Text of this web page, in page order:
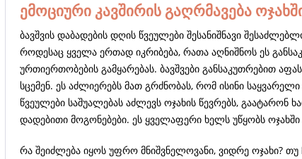
ემოციური კავშირის გაღრმავება
ბავშვის დაბადების დღის წვეულები შესანიშნავი
როდესაც ყველა ერთად იკრიბება, რათა აღნიშნოს ეს
ურთიერთობების გამყარებას. ბავშვები განსაკუთრებით
სცემენ. ეს აძლიერებს მათ გრძნობას, რომ ისინი
წვეულები საშუალებას აძლევს ოჯახის წევრებს, გაატარონ
დადებითი მოგონებები. ეს ყველაფერი ხელს უწყობს
რა შეიძლება იყოს უფრო მნიშვნელოვანი, ვიდრე ოჯახი?